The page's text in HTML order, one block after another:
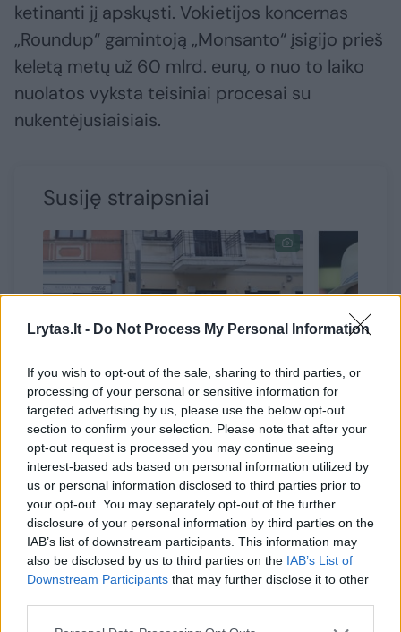
Lrytas.lt - Do Not Process My Personal Information
If you wish to opt-out of the sale, sharing to third parties, or
processing of your personal or sensitive information for
targeted advertising by us, please use the below opt-out
section to confirm your selection. Please note that after your
opt-out request is processed you may continue seeing
interest-based ads based on personal information utilized by
us or personal information disclosed to third parties prior to
your opt-out. You may separately opt-out of the further
disclosure of your personal information by third parties on the
IAB’s list of downstream participants. This information may
also be disclosed by us to third parties on the IAB’s List of
Downstream Participants that may further disclose it to other
ketinanti jį apskųsti. Vokietijos koncernas
„Roundup“ gamintoją „Monsanto“ įsigijo prieš
keletą metų už 60 mlrd. eurų, o nuo to laiko
nuolatos vyksta teisiniai procesai su
nukentėjusiaisiais.
Susiję straipsniai
Kauno senamiesčio
verslininkai perpykę –
nuolatiniai remontai ir
pravažiavimo mokestis išvijo
žmones: „Net „Barbora“ pas
mus nebevažiuoja“(1)
Rytis
kur
pinigus:
net